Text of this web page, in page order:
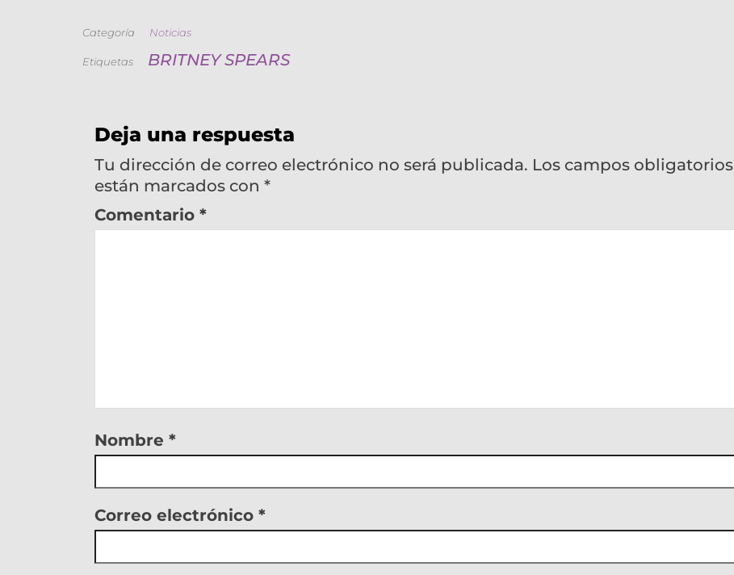
Categoría Noticias
Etiquetas BRITNEY SPEARS
Deja una respuesta
Tu dirección de correo electrónico no será publicada. Los campos obligatorios
están marcados con *
Comentario *
Nombre *
Correo electrónico *